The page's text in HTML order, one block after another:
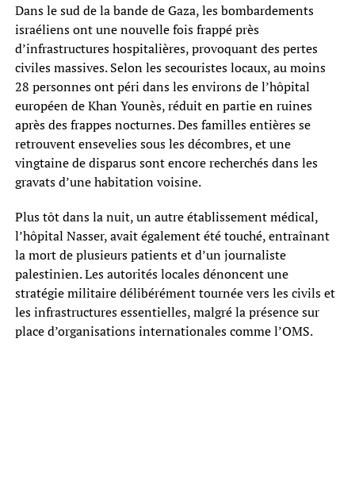
Dans le sud de la bande de Gaza, les bombardements
israéliens ont une nouvelle fois frappé près
d’infrastructures hospitalières, provoquant des pertes
civiles massives. Selon les secouristes locaux, au moins
28 personnes ont péri dans les environs de l’hôpital
européen de Khan Younès, réduit en partie en ruines
après des frappes nocturnes. Des familles entières se
retrouvent ensevelies sous les décombres, et une
vingtaine de disparus sont encore recherchés dans les
gravats d’une habitation voisine.
Plus tôt dans la nuit, un autre établissement médical,
l’hôpital Nasser, avait également été touché, entraînant
la mort de plusieurs patients et d’un journaliste
palestinien. Les autorités locales dénoncent une
stratégie militaire délibérément tournée vers les civils et
les infrastructures essentielles, malgré la présence sur
place d’organisations internationales comme l’OMS.